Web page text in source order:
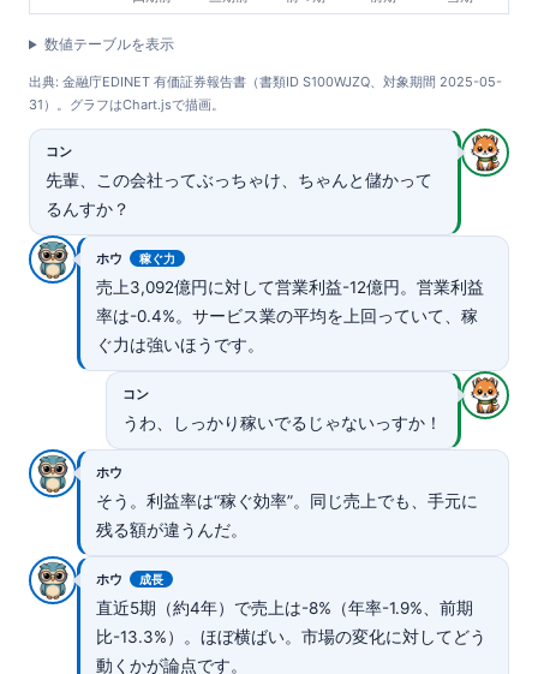
数値テーブルを表示
出典: 金融庁EDINET 有価証券報告書（書類ID S100WJZQ、対象期間 2025-05-
31）。グラフはChart.jsで描画。
コン
先輩、この会社ってぶっちゃけ、ちゃんと儲かって
るんすか？
ホウ 稼ぐ力
売上3,092億円に対して営業利益-12億円。営業利益
率は-0.4%。サービス業の平均を上回っていて、稼
ぐ力は強いほうです。
コン
うわ、しっかり稼いでるじゃないっすか！
ホウ
そう。利益率は“稼ぐ効率”。同じ売上でも、手元に
残る額が違うんだ。
ホウ 成長
直近5期（約4年）で売上は-8%（年率-1.9%、前期
比-13.3%）。ほぼ横ばい。市場の変化に対してどう
動くかが論点です。